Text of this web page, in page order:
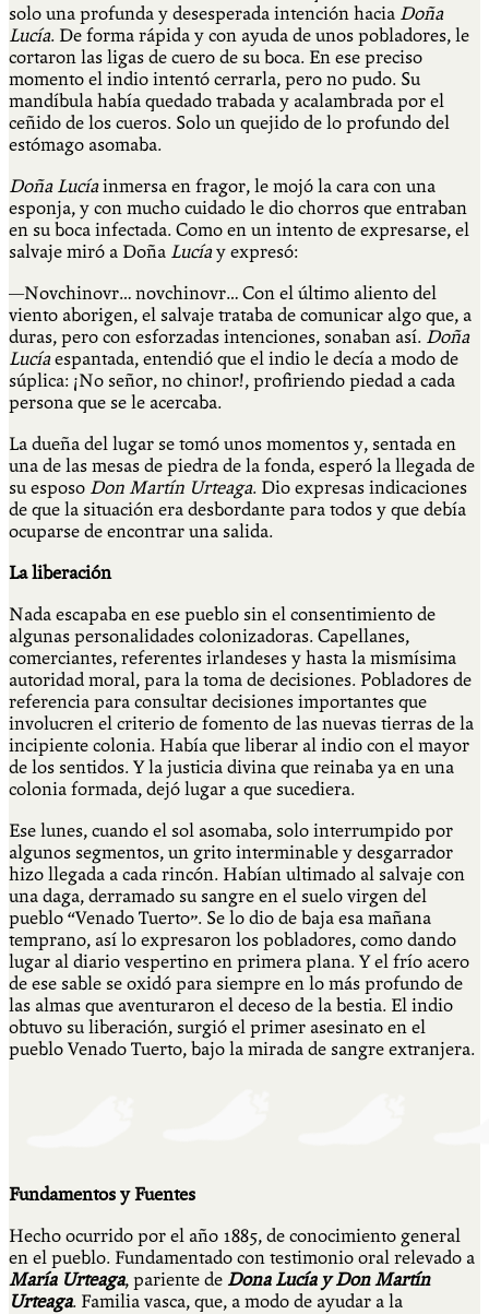
solo una profunda y desesperada intención hacia Doña
Lucía. De forma rápida y con ayuda de unos pobladores, le
cortaron las ligas de cuero de su boca. En ese preciso
momento el indio intentó cerrarla, pero no pudo. Su
mandíbula había quedado trabada y acalambrada por el
ceñido de los cueros. Solo un quejido de lo profundo del
estómago asomaba.
Doña Lucíainmersa en fragor, le mojó la cara con una
esponja, y con mucho cuidado le dio chorros que entraban
en su boca infectada. Como en un intento de expresarse, el
salvaje miró a Doña Lucíay expresó:
—Novchinovr… novchinovr… Con el último aliento del
viento aborigen, el salvaje trataba de comunicar algo que, a
duras, pero con esforzadas intenciones, sonaban así. Doña
Lucíaespantada, entendió que el indio le decía a modo de
súplica: ¡No señor, no chinor!, profiriendo piedad a cada
persona que se le acercaba.
La dueña del lugar se tomó unos momentos y, sentada en
una de las mesas de piedra de la fonda, esperó la llegada de
su esposo Don Martín Urteaga. Dio expresas indicaciones
de que la situación era desbordante para todos y que debía
ocuparse de encontrar una salida.
La liberación
Nada escapaba en ese pueblo sin el consentimiento de
algunas personalidades colonizadoras. Capellanes,
comerciantes, referentes irlandeses y hasta la mismísima
autoridad moral, para la toma de decisiones. Pobladores de
referencia para consultar decisiones importantes que
involucren el criterio de fomento de las nuevas tierras de la
incipiente colonia. Había que liberar al indio con el mayor
de los sentidos. Y la justicia divina que reinaba ya en una
colonia formada, dejó lugar a que sucediera.
Ese lunes, cuando el sol asomaba, solo interrumpido por
algunos segmentos, un grito interminable y desgarrador
hizo llegada a cada rincón. Habían ultimado al salvaje con
una daga, derramado su sangre en el suelo virgen del
pueblo “Venado Tuerto”. Se lo dio de baja esa mañana
temprano, así lo expresaron los pobladores, como dando
lugar al diario vespertino en primera plana. Y el frío acero
de ese sable se oxidó para siempre en lo más profundo de
las almas que aventuraron el deceso de la bestia. El indio
obtuvo su liberación, surgió el primer asesinato en el
pueblo Venado Tuerto, bajo la mirada de sangre extranjera.
Fundamentos y Fuentes
Hecho ocurrido por el año 1885, de conocimiento general
en el pueblo. Fundamentado con testimonio oral relevado a
María Urteaga, pariente de Dona Lucía y Don Martín
Urteaga. Familia vasca, que, a modo de ayudar a la